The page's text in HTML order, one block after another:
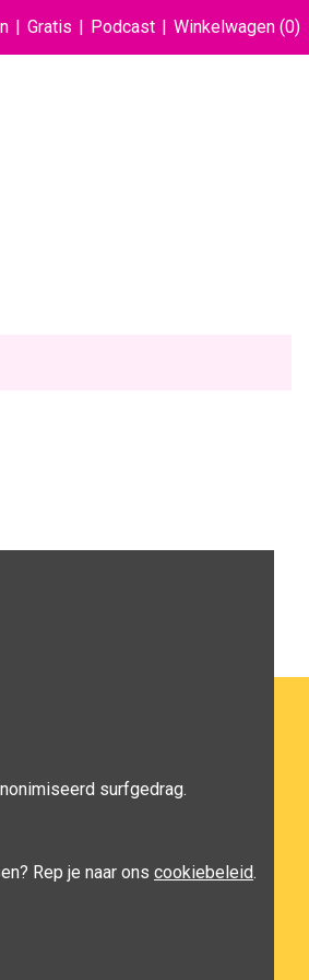
Gratis Podcast Winkelwagen (0)
surfgedrag.
Rep je naar ons cookiebeleid.
het nieuwe jaar in? ;)